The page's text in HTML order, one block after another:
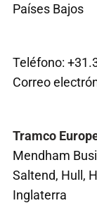
Países Bajos
Teléfono:
Correo
Tramco
Mendham
Saltend, Hull,
Inglaterra